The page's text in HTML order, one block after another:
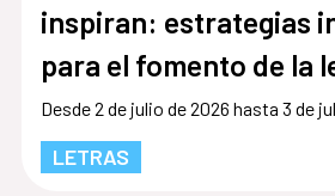
inspiran: estrategias
para el fomento de la
escritura en el siglo
Desde 2 de julio de 2026 hasta 3 de
LETRAS